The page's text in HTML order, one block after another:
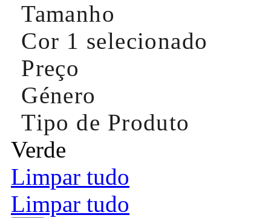
Tamanho
Cor 1 selecionado
Preço
Género
Tipo de Produto
Verde
Limpar tudo
Limpar tudo